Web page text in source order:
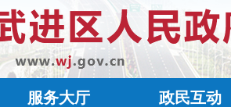
服务大厅 政民互动